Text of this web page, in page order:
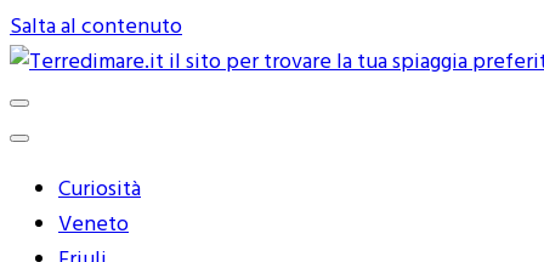
Salta al contenuto
Terredimare.it il sito per trovare
Curiosità
Veneto